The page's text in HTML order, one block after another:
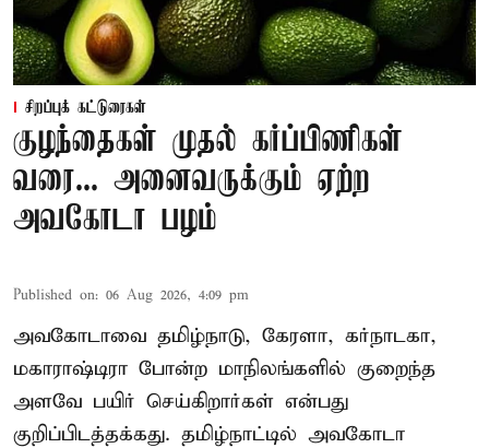
சிறப்புக் கட்டுரைகள்
குழந்தைகள் முதல் கர்ப்பிணிகள்
வரை... அனைவருக்கும் ஏற்ற
அவகோடா பழம்
Published on: 06 Aug 2026, 4:09 pm
அவகோடாவை தமிழ்நாடு, கேரளா, கர்நாடகா,
மகாராஷ்டிரா போன்ற மாநிலங்களில் குறைந்த
அளவே பயிர் செய்கிறார்கள் என்பது
குறிப்பிடத்தக்கது. தமிழ்நாட்டில் அவகோடா